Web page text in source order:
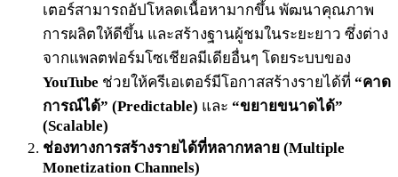
เตอร์สามารถอัปโหลดเนื้อหามากขึ้น พัฒนาคุณภาพ
การผลิตให้ดีขึ้น และสร้างฐานผู้ชมในระยะยาว ซึ่งต่าง
จากแพลตฟอร์มโซเชียลมีเดียอื่นๆ โดยระบบของ
YouTube ช่วยให้ครีเอเตอร์มีโอกาสสร้างรายได้ที่ “คาด
การณ์ได้” (Predictable) และ “ขยายขนาดได้”
(Scalable)
ช่องทางการสร้างรายได้ที่หลากหลาย (Multiple
Monetization Channels)